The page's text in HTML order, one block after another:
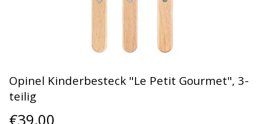
Opinel Kinderbesteck "Le Petit Gourmet", 3-
teilig
€39,00